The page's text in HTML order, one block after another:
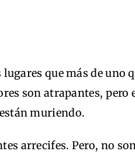
que más de uno
son atrapantes, pero
muriendo.
arrecifes. Pero, no